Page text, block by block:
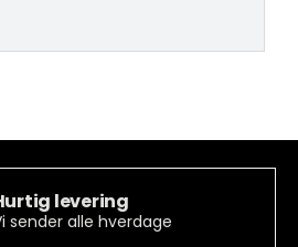
levering
sender alle hverdage